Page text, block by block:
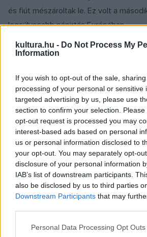
kultura.hu - Do Not Process My
Information
If you wish to opt-out of the sale,
processing of your personal or sensitive
targeted advertising by us, please use
section to confirm your selection.
opt-out request is processed you may
interest-based ads based on personal
us or personal information disclosed to
your opt-out. You may separately opt-
disclosure of your personal information
IAB’s list of downstream participants.
also be disclosed by us to third parties
Downstream Participants that may
Please note that this website/app uses
Personal Data Processing Opt Outs
és fiút mészároltak le. Ez volt a
legsúlyosabb népirtás Európában.
1995 Az Egyesült Államok és Vietnam
2021 Richard Branson angol milliárdos
űrjárműve fedélzetén elérte a világűr
űrhajó siklórepülésben visszatért a
Július 11-én született:
1723 Jean-Francois Marmontel francia
1767 John Adams Quincy amerikai
az USA 6. elnöke